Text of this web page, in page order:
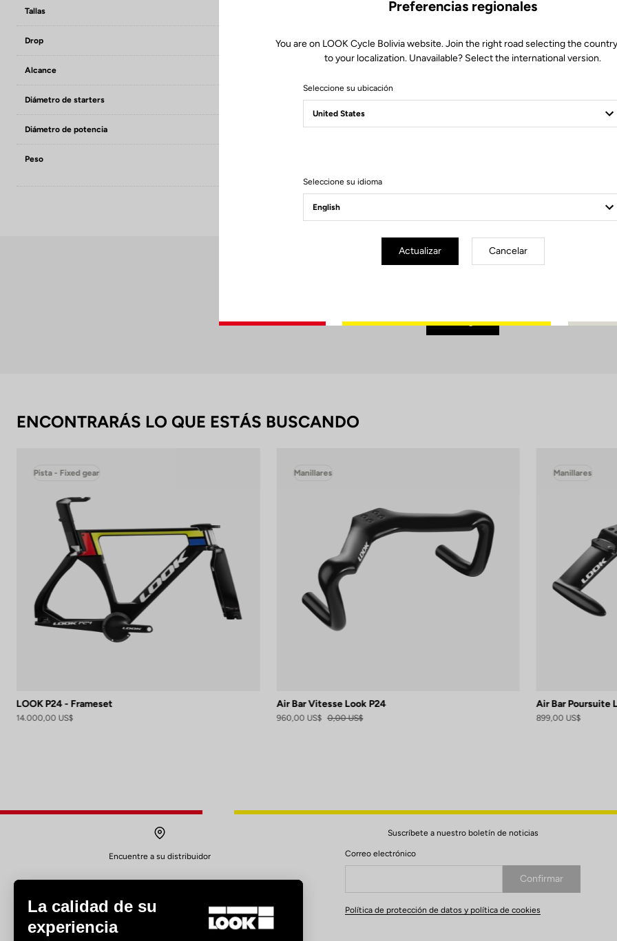
Tallas
Drop 117.5 mm
Alcance
Diámetro de starters
Diámetro de potencia LOOK SPECIFIC – compatible with Look Air Stem
Peso
Encargar
ENCONTRARÁS LO QUE ESTÁS BUSCANDO
Pista - Fixed gear
LOOK P24 - Frameset
14.000,00 US$
Manillares
Air Bar Vitesse Look P24
960,00 US$ 0,00 US$
Manillares
Air Bar Poursuite
899,00 US$
Encuentre a su distribuidor
Suscríbete a nuestro boletín de noticias
Correo electrónico
Confirmar
Su correo electrónico ha sido registrado
Política de protección de datos y política de cookies
Preferencias regionales
You are on LOOK Cycle Bolivia website. Join the right road selecting the
to your localization. Unavailable? Select the international version.
Seleccione su ubicación
Seleccione su idioma
Actualizar Cancelar
La calidad de su
experiencia